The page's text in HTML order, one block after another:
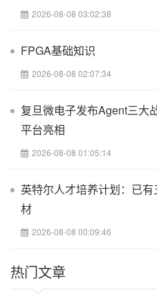
主题，包括但不限于：
Xilinx FPGA器件的详细介绍
FPGA电路原理与系统设计的全面
逻辑开发专题的深入探讨
基于EDK的嵌入式系统设计
System Generator在DSP系统设
SERDES技术的深入分析
每一章节都以实战开发为核心，
2026-08-08 03:02:38
FPGA基础知识
2026-08-08 02:07:34
复旦微电子发布Agent三大
平台亮相
2026-08-08 01:05:14
英特尔人才培养计划：已
材
2026-08-08 00:09:46
热门文章